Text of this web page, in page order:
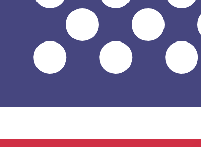
Parlez avec un expert en devises dès aujourd'hui.
Planifier un appel
Nous utilisons le taux de marché moyen pour
d'argent.Vérifiez les taux d'envoi.